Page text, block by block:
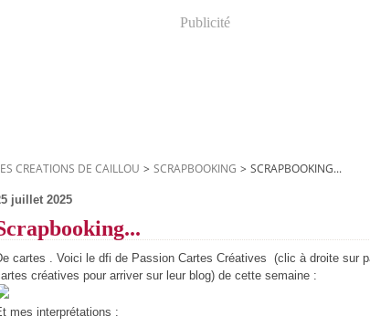
Publicité
CREATIONS DE CAILLOU > SCRAPBOOKING > SCRAPBOOKING...
juillet 2025
cartes . Voici le dfi de Passion Cartes Créatives (clic à droite sur
créatives pour arriver sur leur blog) de cette semaine :
mes interprétations :